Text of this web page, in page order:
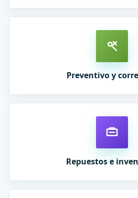
Preventivo y
Repuestos e